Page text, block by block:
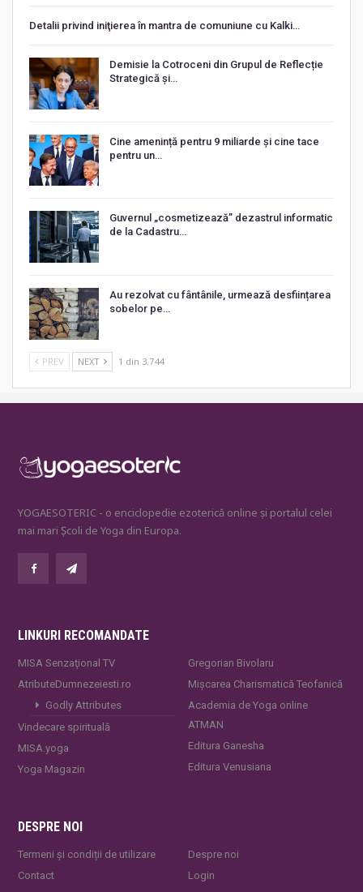
Detalii privind iniţierea în mantra de comuniune cu Kalki…
Demisie la Cotroceni din Grupul de Reflecție
Strategică și…
Cine amenință pentru 9 miliarde și cine tace
pentru un…
Guvernul „cosmetizează” dezastrul informatic
de la Cadastru…
Au rezolvat cu fântânile, urmează desființarea
sobelor pe…
PREV NEXT 1 din 3.744
YOGAESOTERIC - o enciclopedie ezoterică online și portalul celei
mai mari Școli de Yoga din Europa.
LINKURI RECOMANDATE
MISA Senzaţional TV
AtributeDumnezeiesti.ro
Godly Attributes
Vindecare spirituală
MISA.yoga
Yoga Magazin
Gregorian Bivolaru
Mișcarea Charismatică Teofanică
Academia de Yoga online
ATMAN
Editura Ganesha
Editura Venusiana
DESPRE NOI
Termeni și condiții de utilizare
Contact
Despre noi
Login